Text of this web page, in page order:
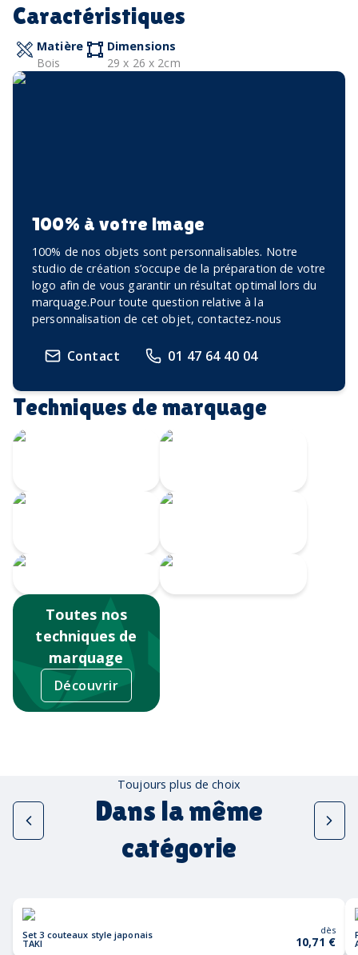
Caractéristiques
Matière
Bois
Dimensions
29 x 26 x 2cm
100% à votre image
100% de nos objets sont personnalisables. Notre
studio de création s’occupe de la préparation de votre
logo afin de vous garantir un résultat optimal lors du
marquage.Pour toute question relative à la
personnalisation de cet objet, contactez-nous
Contact 01 47 64 40 04
Techniques de marquage
Toutes nos
techniques de
marquage
Découvrir
Toujours plus de choix
Dans la même
catégorie
Set 3 couteaux style japonais
TAKI
dès
10,71 €